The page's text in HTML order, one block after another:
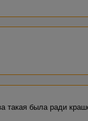
такая была ради